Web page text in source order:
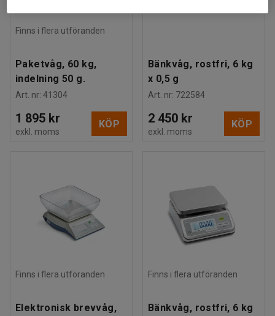
Finns i flera utföranden
Paketvåg, 60 kg,
indelning 50 g.
Art. nr: 41304
1 895 kr
exkl. moms
KÖP
Bänkvåg, rostfri, 6 kg
x 0,5 g
Art. nr: 722584
2 450 kr
exkl. moms
KÖP
Finns i flera utföranden
Elektronisk brevvåg,
Finns i flera utföranden
Bänkvåg, rostfri, 6 kg